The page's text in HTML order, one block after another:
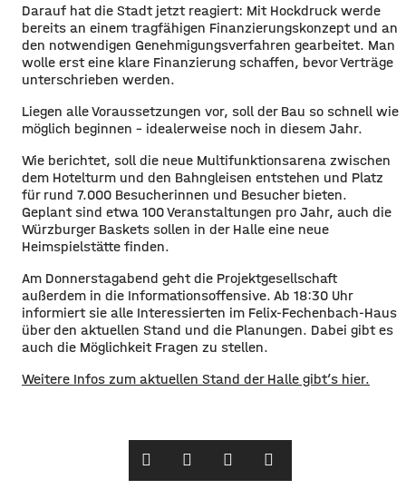
​Darauf hat die Stadt jetzt reagiert: Mit Hockdruck werde
bereits an einem tragfähigen Finanzierungskonzept und an
den notwendigen Genehmigungsverfahren gearbeitet. Man
wolle erst eine klare Finanzierung schaffen, bevor Verträge
unterschrieben werden.
​Liegen alle Voraussetzungen vor, soll der Bau so schnell wie
möglich beginnen – idealerweise noch in diesem Jahr.
​Wie berichtet, soll die neue Multifunktionsarena zwischen
dem Hotelturm und den Bahngleisen entstehen und Platz
für rund 7.000 Besucherinnen und Besucher bieten.
Geplant sind etwa 100 Veranstaltungen pro Jahr, auch die
Würzburger Baskets sollen in der Halle eine neue
Heimspielstätte finden.
Am Donnerstagabend geht die Projektgesellschaft
außerdem in die Informationsoffensive. Ab 18:30 Uhr
informiert sie alle Interessierten im Felix-Fechenbach-Haus
über den aktuellen Stand und die Planungen. Dabei gibt es
auch die Möglichkeit Fragen zu stellen.
​Weitere Infos zum aktuellen Stand der Halle gibt’s hier.